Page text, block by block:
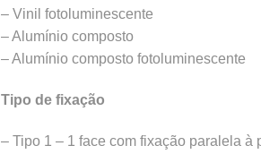
– Vinil fotoluminescente
– Alumínio composto
– Alumínio composto fotoluminescente
Tipo de fixação
– Tipo 1 – 1 face com fixação paralela à